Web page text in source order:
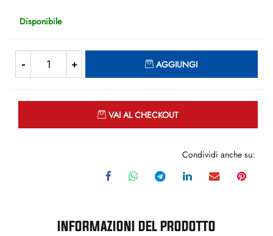
Disponibile
AGGIUNGI
VAI AL CHECKOUT
Condividi anche su:
INFORMAZIONI DEL PRODOTTO